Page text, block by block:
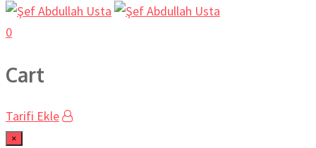
0
Cart
Tarifi Ekle
×